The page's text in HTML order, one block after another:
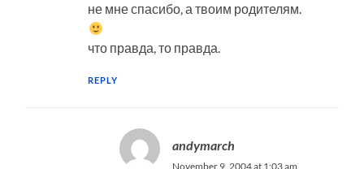
не мне спасибо, а твоим родителям.
что правда, то правда.
REPLY
andymarch
November 9, 2004 at 1:03 am